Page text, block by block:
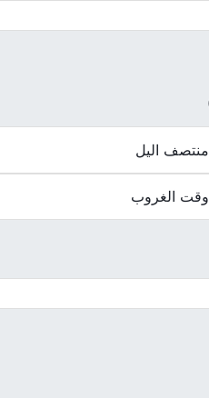
منتصف اليل
وقت الغروب